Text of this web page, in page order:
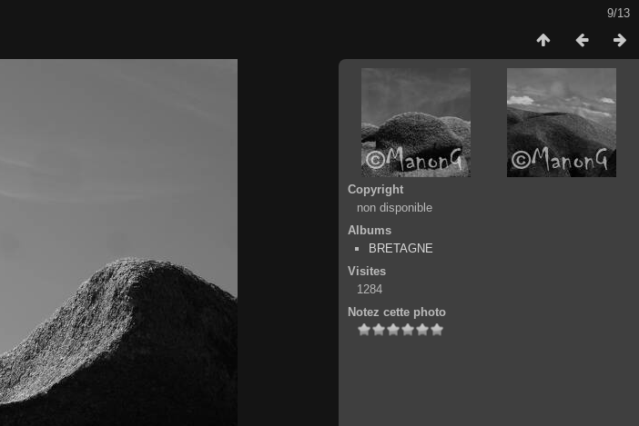
9/13
Copyright
non disponible
Albums
BRETAGNE
Visites
1284
Notez cette photo